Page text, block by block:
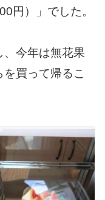
円）」でした。
、今年は無花果
買って帰るこ